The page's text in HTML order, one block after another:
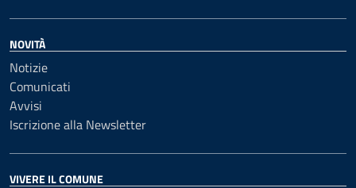
NOVITÀ
Notizie
Comunicati
Avvisi
Iscrizione alla Newsletter
VIVERE IL COMUNE